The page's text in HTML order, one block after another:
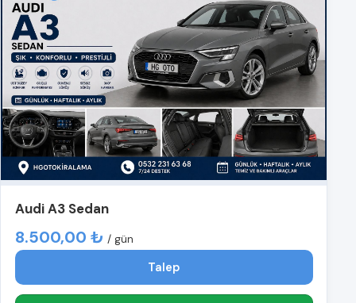
Audi A3 Sedan
8.500,00 ₺ / gün
Talep